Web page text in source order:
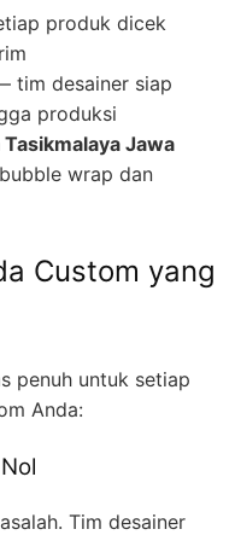
produk dicek
tim desainer siap
produksi
Jawa
wrap dan
Custom yang
penuh untuk setiap
Anda:
Tim desainer